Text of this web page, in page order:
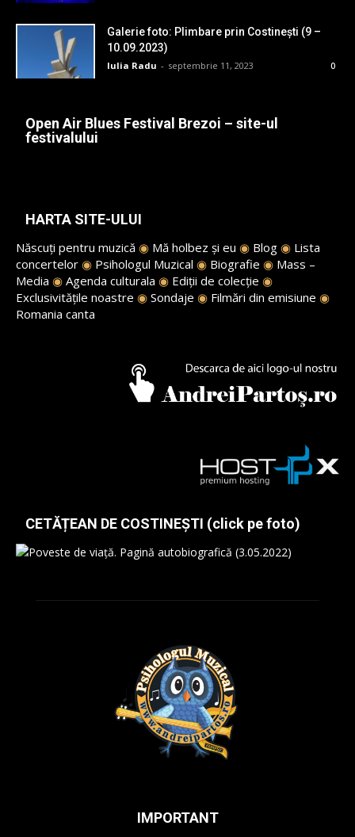
Galerie foto: Plimbare prin Costinești (9 –
10.09.2023)
Iulia Radu - septembrie 11, 2023 0
Open Air Blues Festival Brezoi – site-ul
festivalului
HARTA SITE-ULUI
Născuți pentru muzică ◉ Mă holbez și eu ◉ Blog ◉ Lista
concertelor ◉ Psihologul Muzical ◉ Biografie ◉ Mass –
Media ◉ Agenda culturala ◉ Ediții de colecție ◉
Exclusivitățile noastre ◉ Sondaje ◉ Filmări din emisiune ◉
Romania canta
CETĂȚEAN DE COSTINEȘTI (click pe foto)
IMPORTANT